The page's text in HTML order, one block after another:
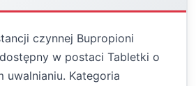
czynnej Bupropioni
w postaci Tabletki o
uwalnianiu. Kategoria